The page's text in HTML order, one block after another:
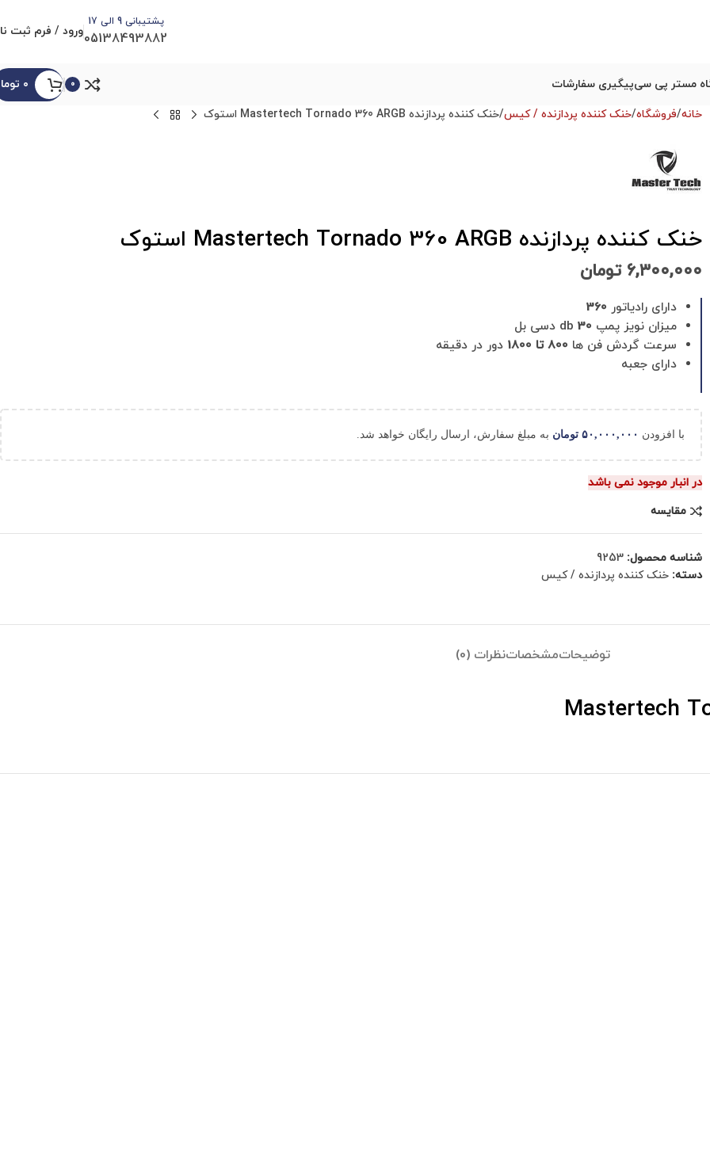
پشتیبانی 9 الی 17
05138493882ورود / فرم ثبت
مستر پی سیپیگیری سفارشات 0 ۰
خانه فروشگاه خنک کننده پردازنده / کیس خنک کننده پردازنده Mastertech Tornado 360 ARGB استوک
خنک کننده پردازنده Mastertech Tornado 360 ARGB استوک
۶,۳۰۰,۰۰۰ تومان
دارای رادیاتور 360
میزان نویز پمپ 30
سرعت گردش فن ها 800 تا 1800
دور در دقیقه
دارای جعبه
با افزودن ۵۰,۰۰۰,۰۰۰ تومان به مبلغ سفارش، ارسال رایگان خواهد شد.
در انبار موجود نمی باشد
مقایسه
شناسه محصول: 9253
دسته: خنک کننده پردازنده / کیس
توضیحاتمشخصاتنظرات (0)